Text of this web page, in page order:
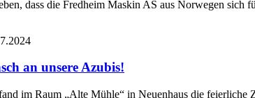
dass die Fredheim Maskin AS aus Norwegen sich
an unsere Azubis!
im Raum „Alte Mühle“ in Neuenhaus die feierliche